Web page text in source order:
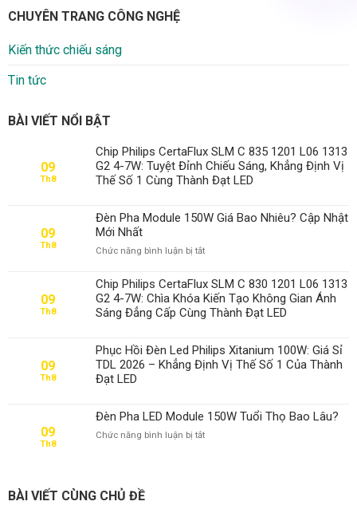
CHUYÊN TRANG CÔNG NGHỆ
Kiến thức chiếu sáng
Tin tức
BÀI VIẾT NỔI BẬT
09
Th8
Chip Philips CertaFlux SLM C 835 1201 L06 1313
G2 4-7W: Tuyệt Đỉnh Chiếu Sáng, Khẳng Định Vị
Thế Số 1 Cùng Thành Đạt LED
09
Th8
Đèn Pha Module 150W Giá Bao Nhiêu? Cập Nhật
Mới Nhất
Chức năng bình luận bị tắtở
Pha
Module
150W
Giá
Nhiêu?
Cập
Nhật
09
Th8
Chip Philips CertaFlux SLM C 830 1201 L06 1313
G2 4-7W: Chìa Khóa Kiến Tạo Không Gian Ánh
Sáng Đẳng Cấp Cùng Thành Đạt LED
09
Th8
Phục Hồi Đèn Led Philips Xitanium 100W: Giá Sỉ
TDL 2026 – Khẳng Định Vị Thế Số 1 Của Thành
Đạt LED
09
Th8
Đèn Pha LED Module 150W Tuổi Thọ Bao Lâu?
Chức năng bình luận bị tắtở
BÀI VIẾT CÙNG CHỦ ĐỀ